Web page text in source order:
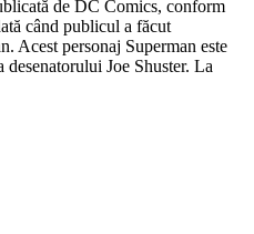
de DC Comics, conform
când publicul a făcut
Acest personaj Superman este
Joe Shuster. La